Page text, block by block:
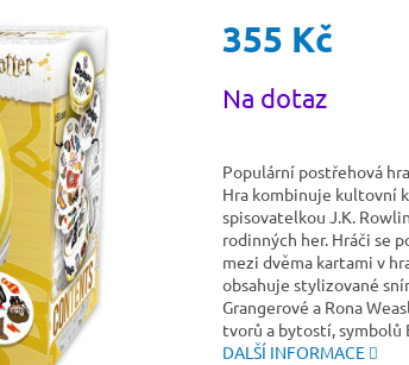
355 Kč
cena:
Na dotaz
Populární postřehová
Hra kombinuje kultovní
spisovatelkou J.K.
rodinných her. Hráči se
mezi dvěma kartami v
obsahuje stylizované
Grangerové a Rona
tvorů a bytostí, symbolů
DALŠÍ INFORMACE